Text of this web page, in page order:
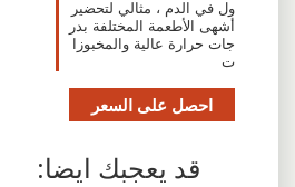
ول في الدم ، مثالي لتحضير
أشهى الأطعمة المختلفة بدر
جات حرارة عالية والمخبوزا
ت
احصل على السعر
قد يعجبك ايضا: